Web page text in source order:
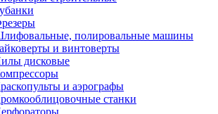
полировальные машины
и винтоверты
дисковые
и аэрографы
станки